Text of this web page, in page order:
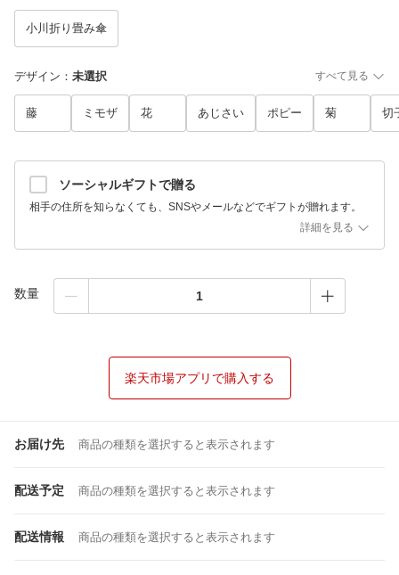
小川折り畳み傘
デザイン ： 未選択 すべて見る
藤 ミモザ 花 あじさい ポピー 菊 切
ソーシャルギフトで贈る
相手の住所を知らなくても、SNSやメールなどでギフトが贈れます。
詳細を見る
数量
楽天市場アプリで購入する
お届け先 商品の種類を選択すると表示されます
配送予定 商品の種類を選択すると表示されます
配送情報 商品の種類を選択すると表示されます